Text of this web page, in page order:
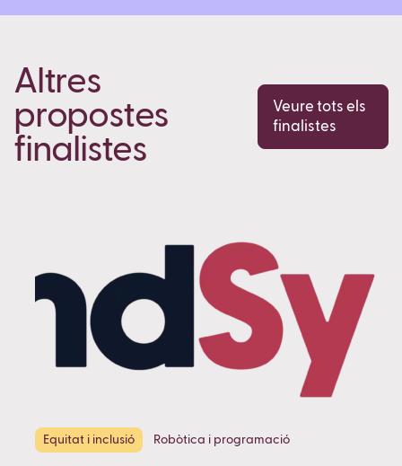
Altres
propostes
finalistes
Veure tots els
finalistes
Equitat i inclusió Robòtica i programació